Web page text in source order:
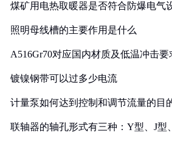
煤矿用电热取暖器是否符合防爆电气
照明母线槽的主要作用是什么
A516Gr70对应国内材质及低温冲击要
镀镍钢带可以过多少电流
计量泵如何达到控制和调节流量的目
联轴器的轴孔形式有三种：Y型、J型